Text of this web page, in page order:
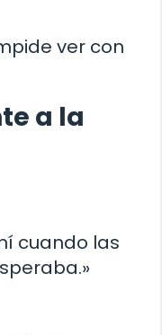
ver con
a la
cuando las